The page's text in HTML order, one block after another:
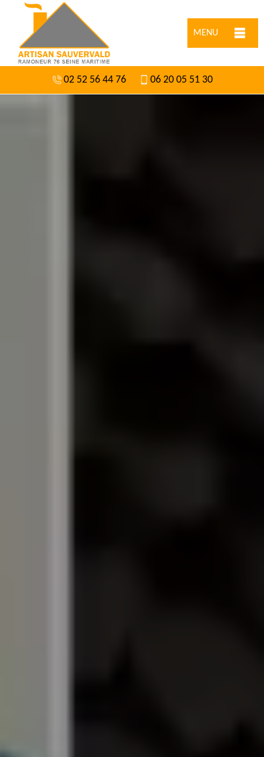
MENU
02 52 56 44 76 06 20 05 51 30